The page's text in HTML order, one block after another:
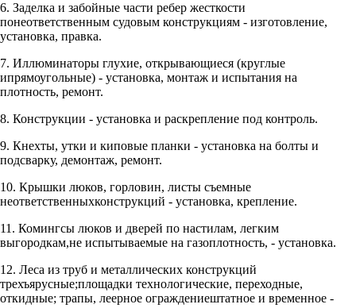
6. Заделка и забойные части ребер жесткости
понеответственным судовым конструкциям - изготовление,
установка, правка.
7. Иллюминаторы глухие, открывающиеся (круглые
ипрямоугольные) - установка, монтаж и испытания на
плотность, ремонт.
8. Конструкции - установка и раскрепление под контроль.
9. Кнехты, утки и киповые планки - установка на болты и
подсварку, демонтаж, ремонт.
10. Крышки люков, горловин, листы съемные
неответственныхконструкций - установка, крепление.
11. Комингсы люков и дверей по настилам, легким
выгородкам,не испытываемые на газоплотность, - установка.
12. Леса из труб и металлических конструкций
трехъярусные;площадки технологические, переходные,
откидные; трапы, леерное ограждениештатное и временное -